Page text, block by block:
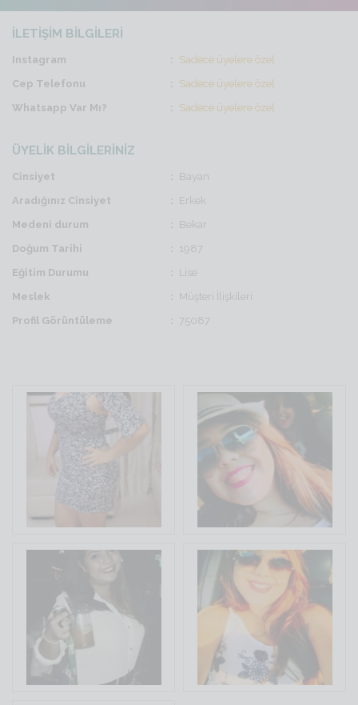
İLETİŞİM BİLGİLERİ
Instagram
Sadece üyelere özel
Cep Telefonu
Sadece üyelere özel
Whatsapp Var Mı?
Sadece üyelere özel
ÜYELİK BİLGİLERİNİZ
Cinsiyet
Bayan
Aradığınız Cinsiyet
Erkek
Medeni durum
Bekar
Doğum Tarihi
1987
Eğitim Durumu
Lise
Meslek
Müşteri İlişkileri
Profil Görüntüleme
75087